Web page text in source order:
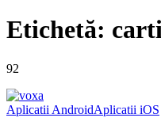
Etichetă:
92
Aplicatii AndroidAplicatii iOS